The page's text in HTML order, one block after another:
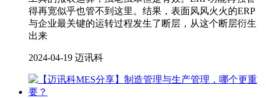
得再宽似乎也管不到这里。结果，表面风风火火的ERP
与企业最关键的运转过程发生了断层，从这个断层衍生
出来
2024-04-19 迈讯科